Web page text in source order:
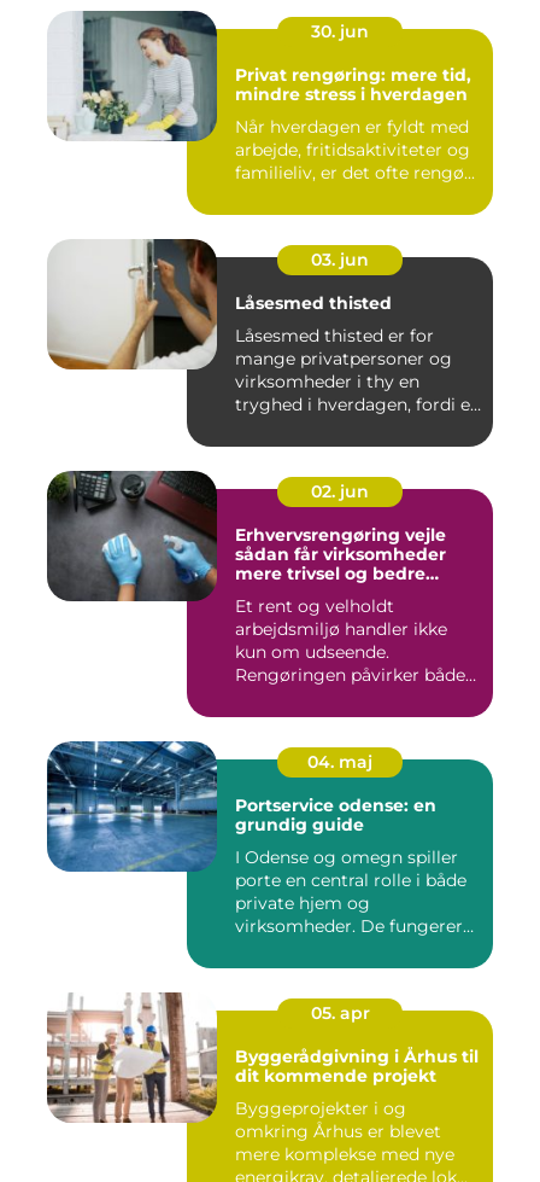
30. jun
Privat rengøring: mere tid,
mindre stress i hverdagen
Når hverdagen er fyldt med
arbejde, fritidsaktiviteter og
familieliv, er det ofte rengø...
03. jun
Låsesmed thisted
Låsesmed thisted er for
mange privatpersoner og
virksomheder i thy en
tryghed i hverdagen, fordi en
02. jun
Erhvervsrengøring vejle
sådan får virksomheder
mere trivsel og bedre
Et rent og velholdt
arbejdsmiljø handler ikke
kun om udseende.
Rengøringen påvirker både
04. maj
Portservice odense: en
grundig guide
I Odense og omegn spiller
porte en central rolle i både
private hjem og
virksomheder. De fungerer
05. apr
Byggerådgivning i Århus til
dit kommende projekt
Byggeprojekter i og
omkring Århus er blevet
mere komplekse med nye
energikrav, detaljerede lok...